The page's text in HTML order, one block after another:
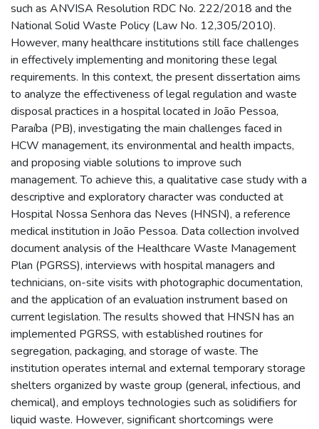
such as ANVISA Resolution RDC No. 222/2018 and the
National Solid Waste Policy (Law No. 12,305/2010).
However, many healthcare institutions still face challenges
in effectively implementing and monitoring these legal
requirements. In this context, the present dissertation aims
to analyze the effectiveness of legal regulation and waste
disposal practices in a hospital located in João Pessoa,
Paraíba (PB), investigating the main challenges faced in
HCW management, its environmental and health impacts,
and proposing viable solutions to improve such
management. To achieve this, a qualitative case study with a
descriptive and exploratory character was conducted at
Hospital Nossa Senhora das Neves (HNSN), a reference
medical institution in João Pessoa. Data collection involved
document analysis of the Healthcare Waste Management
Plan (PGRSS), interviews with hospital managers and
technicians, on-site visits with photographic documentation,
and the application of an evaluation instrument based on
current legislation. The results showed that HNSN has an
implemented PGRSS, with established routines for
segregation, packaging, and storage of waste. The
institution operates internal and external temporary storage
shelters organized by waste group (general, infectious, and
chemical), and employs technologies such as solidifiers for
liquid waste. However, significant shortcomings were